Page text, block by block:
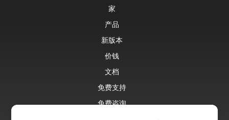
家
产品
新版本
价钱
文档
免费支持
免费咨询